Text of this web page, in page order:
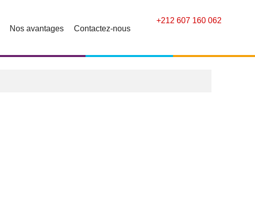
+212 607 160 062
Nos avantages Contactez-nous